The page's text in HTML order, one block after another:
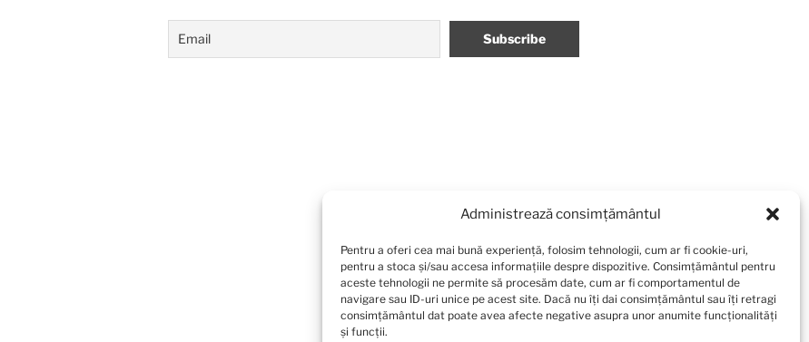
Administrează consimțământul
Pentru a oferi cea mai bună experiență, folosim tehnologii, cum ar fi cookie-uri,
pentru a stoca și/sau accesa informațiile despre dispozitive. Consimțământul pentru
aceste tehnologii ne permite să procesăm date, cum ar fi comportamentul de
navigare sau ID-uri unice pe acest site. Dacă nu îți dai consimțământul sau îți retragi
consimțământul dat poate avea afecte negative asupra unor anumite funcționalități
și funcții.